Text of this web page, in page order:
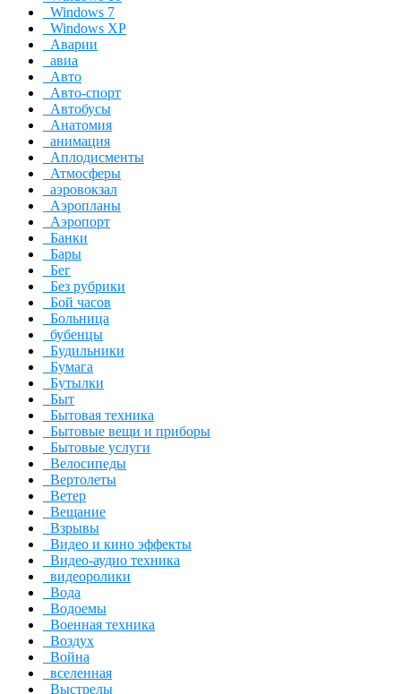
Windows 7
Windows XP
Аварии
авиа
Авто
Авто-спорт
Автобусы
Анатомия
анимация
Аплодисменты
Атмосферы
аэровокзал
Аэропланы
Аэропорт
Банки
Бары
Бег
Без рубрики
Бой часов
Больница
бубенцы
Будильники
Бумага
Бутылки
Быт
Бытовая техника
Бытовые вещи и приборы
Бытовые услуги
Велосипеды
Вертолеты
Ветер
Вещание
Взрывы
Видео и кино эффекты
Видео-аудио техника
видеоролики
Вода
Водоемы
Военная техника
Воздух
Война
вселенная
Выстрелы